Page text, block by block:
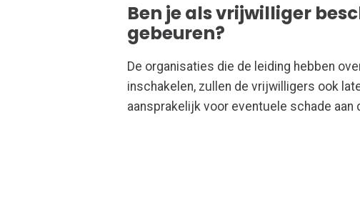
Ben je als vrijwilliger
gebeuren?
De organisaties die de leiding hebben
inschakelen, zullen de vrijwilligers ook
aansprakelijk voor eventuele schade aan